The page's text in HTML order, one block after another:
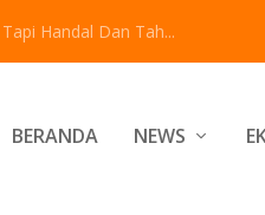
Handal Dan Tah...
BERANDA NEWS